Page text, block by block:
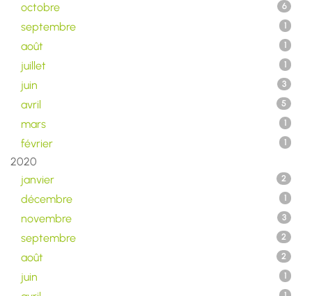
octobre 6
septembre 1
août 1
juillet 1
juin 3
avril 5
mars 1
février 1
2020
janvier
2
décembre 1
novembre 3
septembre 2
août 2
juin 1